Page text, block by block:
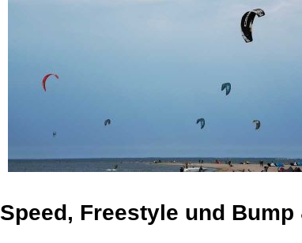
Speed, Freestyle und